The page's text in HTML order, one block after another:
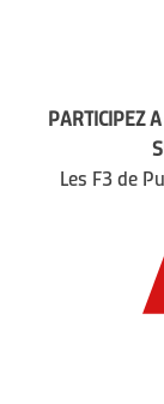
PARTICIPEZ
Les F3 de